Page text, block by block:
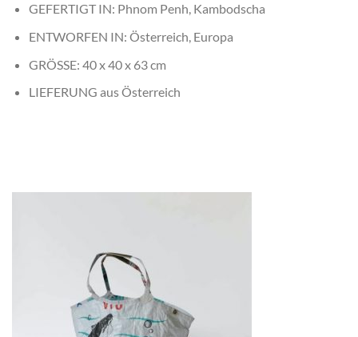
GEFERTIGT IN: Phnom Penh, Kambodscha
ENTWORFEN IN: Österreich, Europa
GRÖSSE: 40 x 40 x 63 cm
LIEFERUNG ausÖsterreich